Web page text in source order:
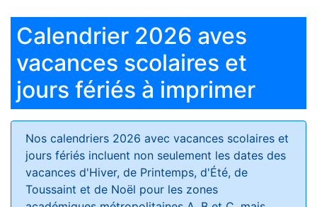
Calendrier 2026 aves
vacances scolaires et
jours fériés à imprimer
Nos calendriers 2026 avec vacances scolaires et
jours fériés incluent non seulement les dates des
vacances d'Hiver, de Printemps, d'Été, de
Toussaint et de Noël pour les zones